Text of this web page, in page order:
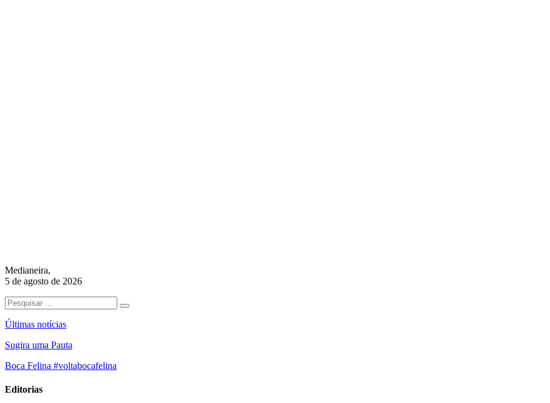
Medianeira,
5 de agosto de 2026
Últimas notícias
Sugira uma Pauta
Boca Felina #voltabocafelina
Editorias